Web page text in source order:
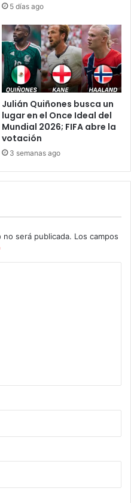
5 días ago
Julián Quiñones busca un
lugar en el Once Ideal del
Mundial 2026; FIFA abre la
votación
3 semanas ago
será publicada. Los campos